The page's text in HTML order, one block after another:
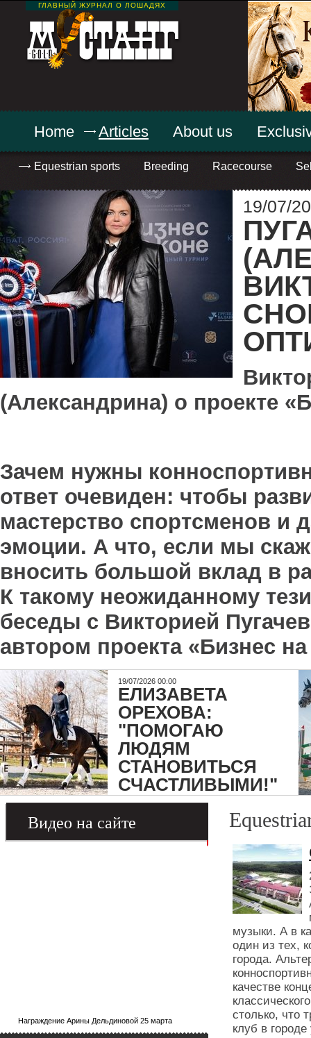
ГЛАВНЫЙ ЖУРНАЛ О ЛОШАДЯХ
Home Articles
Equestrian sports Breeding Racecourse
About us
19/07/
(Александрина) о проекте
Зачем нужны
ответ очевиден: чтобы
мастерство спортсменов и
эмоции. А что, если мы
вносить большой вклад в
К такому неожиданному
беседы с Викторией
автором проекта «Бизнес
19/07/2026 00:00
ЕЛИЗАВЕТА
ОРЕХОВА:
"ПОМОГАЮ
ЛЮДЯМ
СТАНОВИТЬСЯ
СЧАСТЛИВЫМИ!"
Видео на сайте
Награждение Арины Дельдиновой 25 марта
музыки. А в
один из тех,
города.
качестве
столько, что
клуб в